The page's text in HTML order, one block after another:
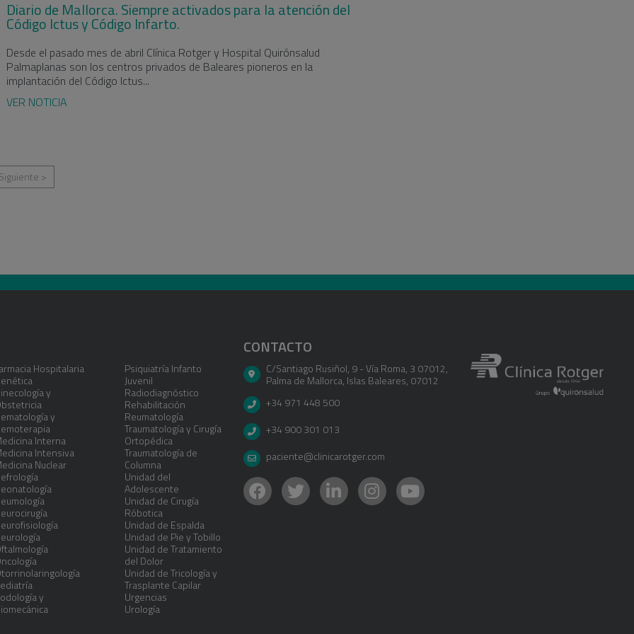
Diario de Mallorca. Siempre activados para la atención del
Código Ictus y Código Infarto.
Desde el pasado mes de abril Clínica Rotger y Hospital Quirónsalud
Palmaplanas son los centros privados de Baleares pioneros en la
implantación del Código Ictus...
VER NOTICIA
Siguiente >
Hospitalaria
y
y
Interna
Intensiva
Nuclear
y
Psiquiatría Infanto
Juvenil
Radiodiagnóstico
Rehabilitación
Reumatología
Traumatología y Cirugía
Ortopédica
Traumatología de
Columna
Unidad del
Adolescente
Unidad de Cirugía
Róbotica
Unidad de Espalda
Unidad de Pie y Tobillo
Unidad de Tratamiento
del Dolor
Unidad de Tricología y
Trasplante Capilar
Urgencias
Urología
CONTACTO
C/Santiago Rusiñol, 9 - Vía Roma, 3 07012,
Palma de Mallorca, Islas Baleares, 07012
+34 971 448 500
+34 900 301 013
paciente@clinicarotger.com